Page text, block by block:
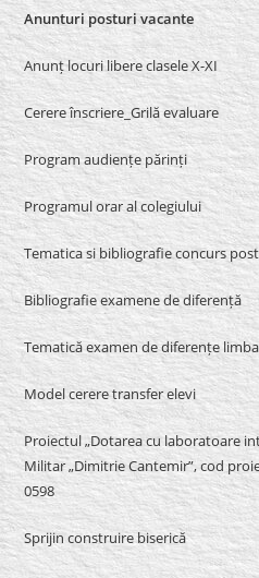
Anunturi posturi vacante
Anunț locuri libere clasele X-XI
Cerere înscriere_Grilă evaluare
Program audiențe părinți
Programul orar al colegiului
Tematica si bibliografie concurs
Bibliografie examene de diferență
Tematică examen de diferențe limba
Model cerere transfer elevi
Proiectul „Dotarea cu laboratoare
Militar „Dimitrie Cantemir”, cod
0598
Sprijin construire biserică